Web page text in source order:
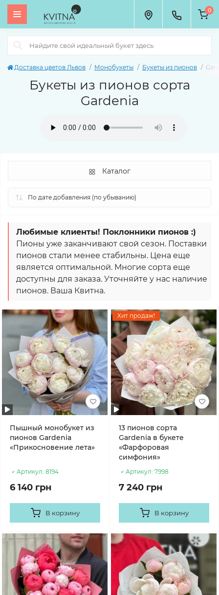
0
Доставка цветов Львов Монобукеты Букеты из пионов
Букеты из пионов сорта
Gardenia
Каталог
Любимые клиенты! Поклонники пионов :)
Пионы уже заканчивают свой сезон. Поставки
пионов стали менее стабильны. Цена еще
является оптимальной. Многие сорта еще
доступны для заказа. Уточняйте у нас наличие
пионов. Ваша Квитна.
Пышный монобукет из
пионов Gardenia
«Прикосновение лета»
Артикул: 8194
6 140 грн
В корзину
Хит продаж!
13 пионов сорта
Gardenia в букете
«Фарфоровая
симфония»
Артикул: 7998
7 240 грн
В корзину